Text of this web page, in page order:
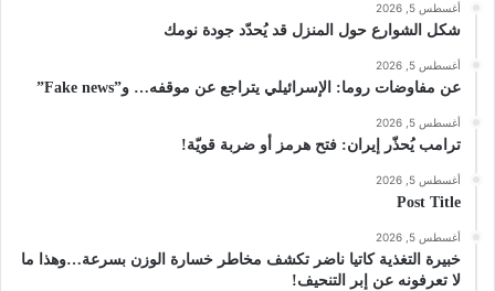
أغسطس 5, 2026
شكل الشوارع حول المنزل قد يُحدّد جودة نومك
أغسطس 5, 2026
عن مفاوضات روما: الإسرائيلي يتراجع عن موقفه… و”Fake news”
أغسطس 5, 2026
ترامب يُحذّر إيران: فتح هرمز أو ضربة قويّة!
أغسطس 5, 2026
Post Title
أغسطس 5, 2026
خبيرة التغذية كاتيا ناضر تكشف مخاطر خسارة الوزن بسرعة…وهذا ما
لا تعرفونه عن إبر التنحيف!